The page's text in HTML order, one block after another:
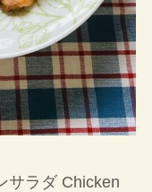
サラダ Chicken